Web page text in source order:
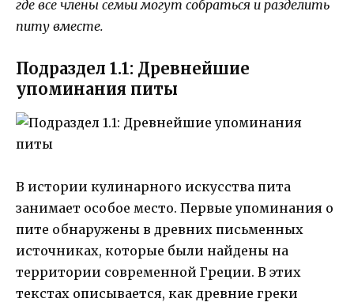
где все члены семьи могут собраться и разделить
питу вместе.
Подраздел 1.1: Древнейшие
упоминания питы
В истории кулинарного искусства пита
занимает особое место. Первые упоминания о
пите обнаружены в древних письменных
источниках, которые были найдены на
территории современной Греции. В этих
текстах описывается, как древние греки